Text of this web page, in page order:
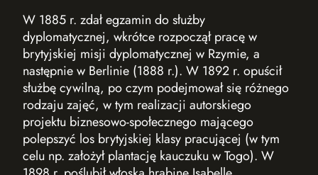
W 1885 r. zdał egzamin do służby
dyplomatycznej, wkrótce rozpoczął pracę w
brytyjskiej misji dyplomatycznej w Rzymie, a
następnie w Berlinie (1888 r.). W 1892 r. opuścił
służbę cywilną, po czym podejmował się różnego
rodzaju zajęć, w tym realizacji autorskiego
projektu biznesowo-społecznego mającego
polepszyć los brytyjskiej klasy pracującej (w tym
celu np. założył plantację kauczuku w Togo). W